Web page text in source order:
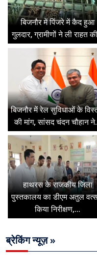
बिजनौर में पिंजरे में कैद हुआ
गुलदार, ग्रामीणों ने ली राहत
बिजनौर में रेल सुविधाओं के
की मांग, सांसद चंदन चौहान
हाथरस के राजकीय जिला
पुस्तकालय का डीएम अतुल
किया निरीक्षण,...
ब्रेकिंग न्यूज़ »